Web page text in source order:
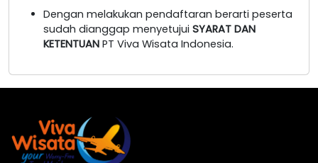
Dengan melakukan pendaftaran berarti peserta
sudah dianggap menyetujui SYARAT DAN
KETENTUAN PT Viva Wisata Indonesia.